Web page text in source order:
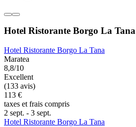
Hotel Ristorante Borgo La Tana
Hotel Ristorante Borgo La Tana
Maratea
8,8/10
Excellent
(133 avis)
113 €
taxes et frais compris
2 sept. - 3 sept.
Hotel Ristorante Borgo La Tana